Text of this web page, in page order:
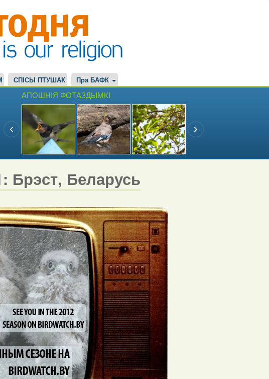
СПІСЫ ПТУШАК Пра БАФК
АПОШНІЯ ФОТАЗДЫМКІ
Брэст, Беларусь